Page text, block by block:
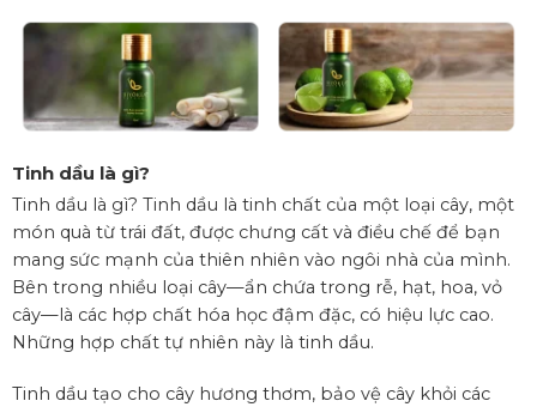
Tinh dầu là gì?
Tinh dầu là gì? Tinh dầu là tinh chất của một loại cây, một
món quà từ trái đất, được chưng cất và điều chế để bạn
mang sức mạnh của thiên nhiên vào ngôi nhà của mình.
Bên trong nhiều loại cây—ẩn chứa trong rễ, hạt, hoa, vỏ
cây—là các hợp chất hóa học đậm đặc, có hiệu lực cao.
Những hợp chất tự nhiên này là tinh dầu.
Tinh dầu tạo cho cây hương thơm, bảo vệ cây khỏi các